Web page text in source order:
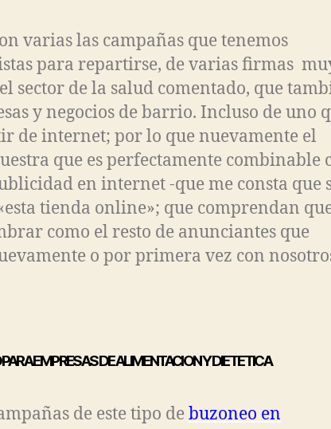
varias las campañas que tenemos
para repartirse, de varias firmas
sector de la salud comentado, que
y negocios de barrio. Incluso de uno
de internet; por lo que nuevamente el
que es perfectamente combinable
en internet -que me consta que
tienda online»; que comprendan
como el resto de anunciantes que
o por primera vez con
EMPRESAS DE ALIMENTACION Y DIETETICA
de este tipo de buzoneo en